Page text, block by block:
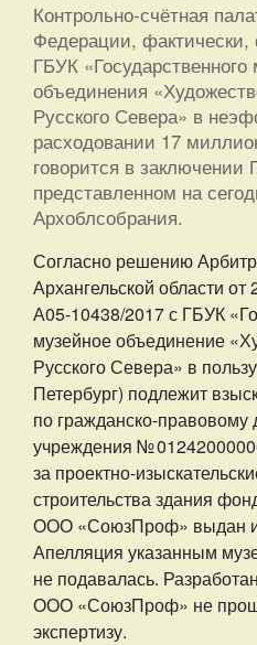
Контрольно-счётная
Федерации, фактически,
ГБУК «Государственного
объединения
Русского Севера» в
расходовании 17
говорится в заключении
представленном на
Архоблсобрания.
Согласно решению
Архангельской области
А05-10438/2017 с ГБУК
музейное объединение
Русского Севера» в
Петербург) подлежит
по гражданско-правовому
учреждения №
за проектно-
строительства здания
ООО «СоюзПроф» выдан
Апелляция указанным
не подавалась.
ООО «СоюзПроф» не
экспертизу.